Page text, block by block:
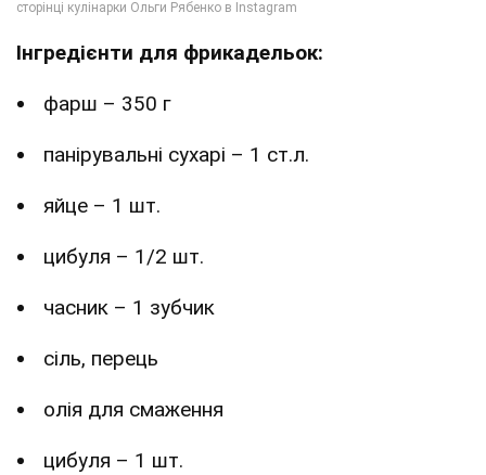
Інгредієнти для фрикадельок:
фарш – 350 г
панірувальні сухарі – 1 ст.л.
яйце – 1 шт.
цибуля – 1/2 шт.
часник – 1 зубчик
сіль, перець
олія для смаження
цибуля – 1 шт.